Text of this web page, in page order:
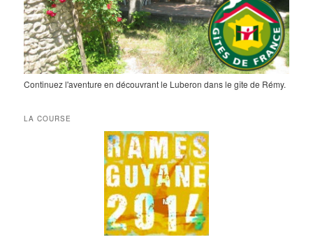
Continuez l'aventure en découvrant le Luberon dans le gîte de Rémy.
LA COURSE